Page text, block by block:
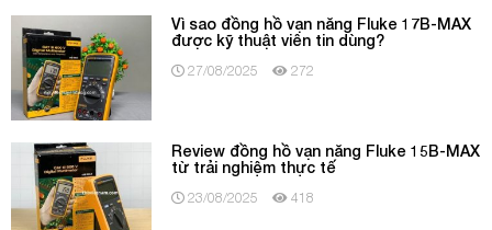
Vì sao đồng hồ vạn năng Fluke 17B-MAX
được kỹ thuật viên tin dùng?
27/08/2025 272
Review đồng hồ vạn năng Fluke 15B-MAX
từ trải nghiệm thực tế
23/08/2025 418